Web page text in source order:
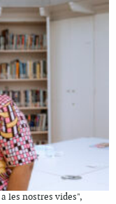
les nostres vides",